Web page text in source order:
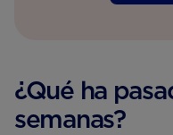
¿Qué ha
semanas?